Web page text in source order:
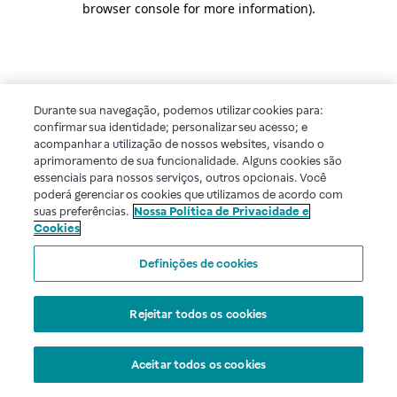
browser console for more information).
Durante sua navegação, podemos utilizar cookies para:
confirmar sua identidade; personalizar seu acesso; e
acompanhar a utilização de nossos websites, visando o
aprimoramento de sua funcionalidade. Alguns cookies são
essenciais para nossos serviços, outros opcionais. Você
poderá gerenciar os cookies que utilizamos de acordo com
suas preferências. Nossa Política de Privacidade e
Cookies
Definições de cookies
Rejeitar todos os cookies
Aceitar todos os cookies